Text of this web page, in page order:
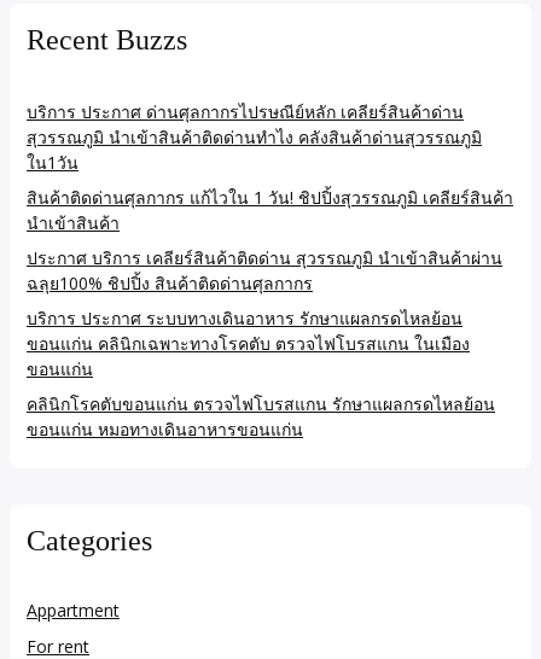
Recent Buzzs
บริการ ประกาศ ด่านศุลกากรไปรษณีย์หลัก เคลียร์สินค้าด่าน
สุวรรณภูมิ นำเข้าสินค้าติดด่านทำไง คลังสินค้าด่านสุวรรณภูมิ
ใน1วัน
สินค้าติดด่านศุลกากร แก้ไวใน 1 วัน! ชิปปิ้งสุวรรณภูมิ เคลียร์สินค้า
นำเข้าสินค้า
ประกาศ บริการ เคลียร์สินค้าติดด่าน สุวรรณภูมิ นำเข้าสินค้าผ่าน
ฉลุย100% ชิปปิ้ง สินค้าติดด่านศุลกากร
บริการ ประกาศ ระบบทางเดินอาหาร รักษาแผลกรดไหลย้อน
ขอนแก่น คลินิกเฉพาะทางโรคตับ ตรวจไฟโบรสแกน ในเมือง
ขอนแก่น
คลินิกโรคตับขอนแก่น ตรวจไฟโบรสแกน รักษาแผลกรดไหลย้อน
ขอนแก่น หมอทางเดินอาหารขอนแก่น
Categories
Appartment
For rent